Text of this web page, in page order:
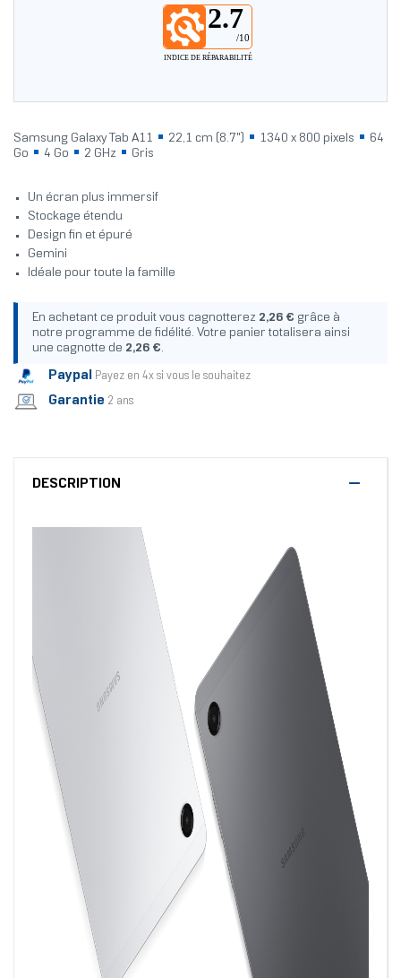
2.7
/10
INDICE DE RÉPARABILITÉ
Samsung Galaxy Tab A11 22,1 cm (8.7") 1340 x 800 pixels
64
Go
4 Go 2 GHz Gris
Un écran plus immersif
Stockage étendu
Design fin et épuré
Gemini
Idéale pour toute la famille
En achetant ce produit vous cagnotterez 2,26 € grâce à
notre programme de fidélité. Votre panier totalisera ainsi
une cagnotte de 2,26 €
Paypal Payez en 4x si vous le souhaitez
Garantie 2 ans
DESCRIPTION